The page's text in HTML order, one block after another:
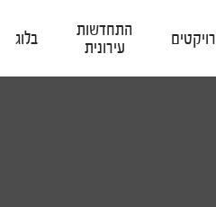
התחדשות
עירונית
בלוג